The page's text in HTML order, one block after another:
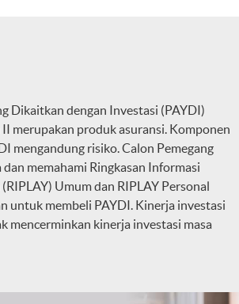
Dikaitkan dengan Investasi (PAYDI)
merupakan produk asuransi. Komponen
mengandung risiko. Calon Pemegang
memahami Ringkasan Informasi
Umum dan RIPLAY Personal
untuk membeli PAYDI. Kinerja investasi
mencerminkan kinerja investasi masa